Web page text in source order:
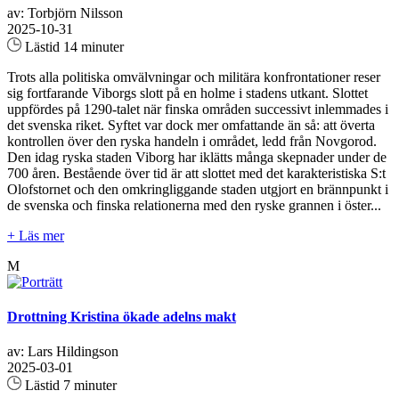
av: Torbjörn Nilsson
2025-10-31
Lästid 14 minuter
Trots alla politiska omvälvningar och militära konfrontationer reser
sig fortfarande Viborgs slott på en holme i stadens utkant. Slottet
uppfördes på 1290-talet när finska områden successivt inlemmades i
det svenska riket. Syftet var dock mer omfattande än så: att överta
kontrollen över den ryska handeln i området, ledd från Novgorod.
Den idag ryska staden Viborg har iklätts många skepnader under de
700 åren. Bestående över tid är att slottet med det karakteristiska S:t
Olofstornet och den omkringliggande staden utgjort en brännpunkt i
de svenska och finska relationerna med den ryske grannen i öster...
+ Läs mer
M
Drottning Kristina ökade adelns makt
av: Lars Hildingson
2025-03-01
Lästid 7 minuter